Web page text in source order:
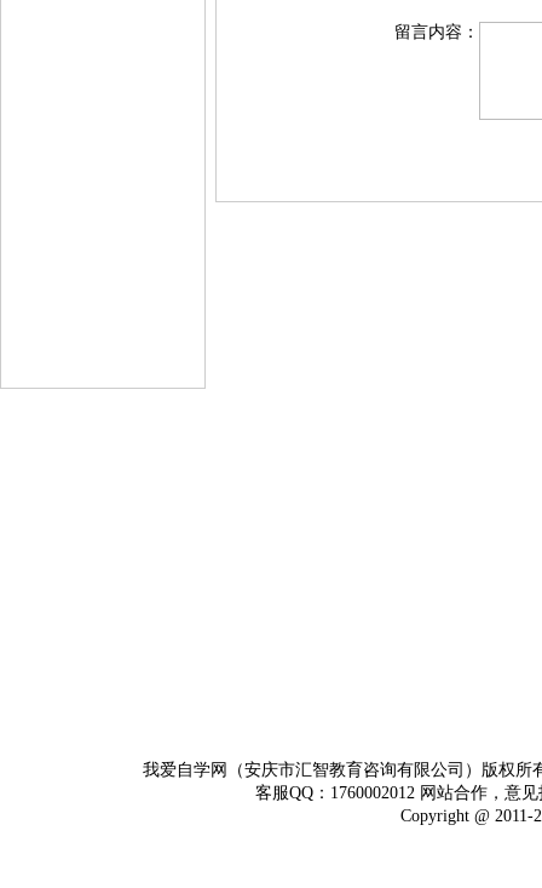
留言内容：
我爱自学网（安庆市汇智教育咨询有限公司）版权
客服QQ：1760002012 网站合作，意
Copyright @